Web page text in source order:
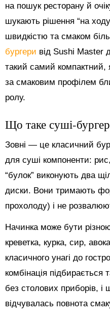
на пошук ресторану й
шукають рішення “на
швидкістю та смаком
бургери від Sushi Master
такий самий компактний,
за смаковим профілем
ролу.
Що таке суші-
Зовні — це класичний
для суші компоненти:
“булок” виконують два
диски. Вони тримають
прохолоду) і не
Начинка може бути
креветка, курка, сир,
класичного унагі до
комбінація підбирається
без столових приборів, і
відчувалась повнота